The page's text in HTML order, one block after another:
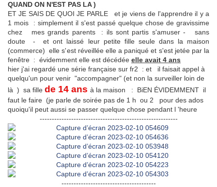
QUAND ON N'EST PAS LA )
ET JE SAIS DE QUOI JE PARLE et je viens de l'apprendre il y a
1 mois : simplement il s'est passé quelque chose de gravissime
chez mes grands parents : ils sont partis s'amuser - sans
doute - et ont laissé leur petite fille seule dans la maison
(commerce) elle s'est réveillée elle a paniqué et s'est jetée par la
fenêtre : évidemment elle est décédée elle avait 4 ans
hier j'ai regardé une série française sur fr2 : et il faisait appel à
quelqu'un pour venir "accompagner" (et non la surveiller loin de
là ) sa fille de 14 ans à la maison : BiEN ÉVIDEMMENT il
faut le faire (je parle de soirée pas de 1 h ou 2 pour des ados
quoiqu'il peut aussi se passer quelque chose pendant l 'heure
---------------------------------------------------------
---------------------------------------